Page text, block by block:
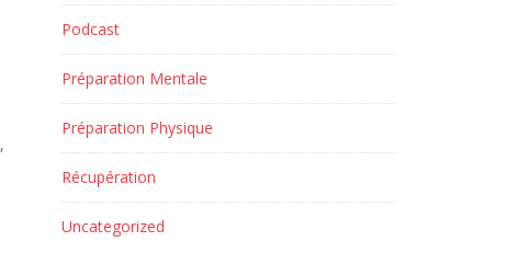
,
Podcast
Préparation Mentale
Préparation Physique
Récupération
Uncategorized